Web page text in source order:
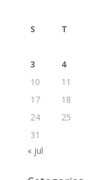
S T
3
4
10
11
17
18
24
25
31
« jul